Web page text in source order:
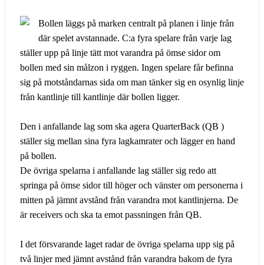
Bollen läggs på marken centralt på planen i linje från
där spelet avstannade. C:a fyra spelare från varje lag
ställer upp på linje tätt mot varandra på ömse sidor om
bollen med sin målzon i ryggen. Ingen spelare får befinna
sig på motståndarnas sida om man tänker sig en osynlig linje
från kantlinje till kantlinje där bollen ligger.
Den i anfallande lag som ska agera QuarterBack (QB )
ställer sig mellan sina fyra lagkamrater och lägger en hand
på bollen.
De övriga spelarna i anfallande lag ställer sig redo att
springa på ömse sidor till höger och vänster om personerna i
mitten på jämnt avstånd från varandra mot kantlinjerna. De
är receivers och ska ta emot passningen från QB.
I det försvarande laget radar de övriga spelarna upp sig på
två linjer med jämnt avstånd från varandra bakom de fyra